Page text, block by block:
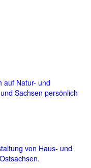
auf Natur- und
Sachsen persönlich
von Haus- und